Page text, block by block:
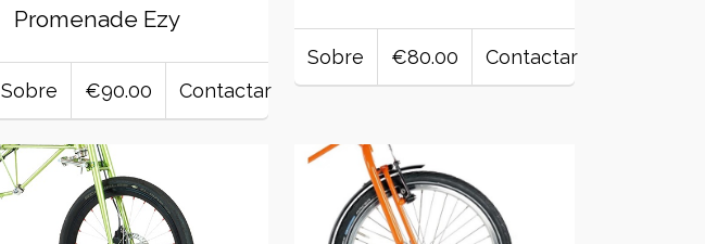
Promenade Ezy
Sobre €90.00 Contactar
Sobre €80.00 Contactar